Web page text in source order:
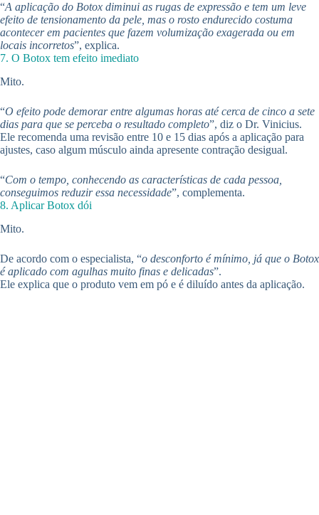
“A aplicação do Botox diminui as rugas de expressão e tem um leve
efeito de tensionamento da pele, mas o rosto endurecido costuma
acontecer em pacientes que fazem volumização exagerada ou em
locais incorretos”, explica.
7. O Botox tem efeito imediato
Mito.
“O efeito pode demorar entre algumas horas até cerca de cinco a sete
dias para que se perceba o resultado completo”, diz o Dr. Vinicius.
Ele recomenda uma revisão entre 10 e 15 dias após a aplicação para
ajustes, caso algum músculo ainda apresente contração desigual.
“Com o tempo, conhecendo as características de cada pessoa,
conseguimos reduzir essa necessidade”, complementa.
8. Aplicar Botox dói
Mito.
De acordo com o especialista, “o desconforto é mínimo, já que o Botox
é aplicado com agulhas muito finas e delicadas”.
Ele explica que o produto vem em pó e é diluído antes da aplicação.